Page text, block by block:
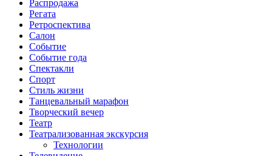
Распродажа
Регата
Ретроспектива
Салон
Событие
Событие года
Спектакли
Спорт
Стиль жизни
Танцевальный марафон
Творческий вечер
Театр
Театрализованная экскурсия
Технологии